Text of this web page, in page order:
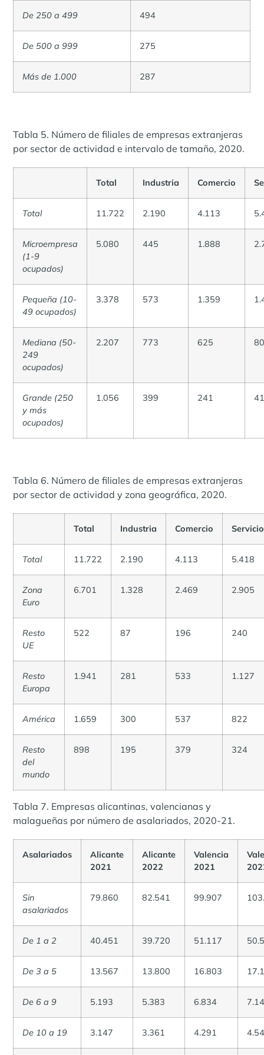
De 250 a 499 494
De 500 a 999 275
Más de 1.000 287
Tabla 5. Número de filiales de empresas extranjeras
por sector de actividad e intervalo de tamaño, 2020.
Total Industria Comercio
Total 11.722 2.190 4.113
Microempresa
(1-9
ocupados)
5.080 445 1.888
Pequeña (10-
49 ocupados)
3.378 573 1.359
Mediana (50-
249
ocupados)
2.207 773 625
Grande (250
y más
ocupados)
1.056 399 241
Tabla 6. Número de filiales de empresas extranjeras
por sector de actividad y zona geográfica, 2020.
Total Industria Comercio
Total 11.722 2.190 4.113 5.418
Zona
Euro
6.701 1.328 2.469 2.905
Resto
UE
522 87 196 240
Resto
Europa
1.941 281 533 1.127
América 1.659 300 537 822
Resto
del
mundo
898 195 379 324
Tabla 7. Empresas alicantinas, valencianas y
malagueñas por número de asalariados, 2020-21.
Asalariados
Alicante
2021
Alicante
2022
Valencia
2021
Sin
asalariados
79.860 82.541 99.907
De 1 a 2 40.451 39.720 51.117
De 3 a 5 13.567 13.800 16.803
De 6 a 9 5.193 5.383 6.834
De 10 a 19 3.147 3.361 4.291